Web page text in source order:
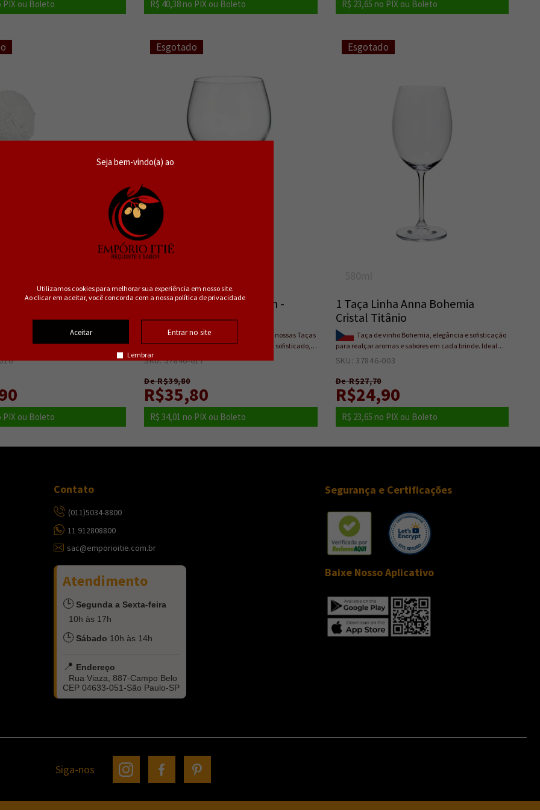
Seja bem-vindo(a) ao
Utilizamos cookies para melhorar sua experiência em nosso site.
Ao clicar em aceitar, você concorda com a nossa política de privacidade
Aceitar Entrar no site
Lembrar
PIX ou Boleto R$ 40,38 no PIX ou Boleto R$ 23,65 no PIX ou Boleto
Lavar Taças Em
Taças Em Polipropileno
0
ou Boleto
Esgotado
1 Taça Cristal Bohemia Gin -
Cristal Ecologico
Eleve seu ritual de degustação com nossas Taças
Cristal Bohemia Gin de 570ml. Com design sofisticado,
realçam os aromas e sabores do seu gin favorito. É
apreciação.
SKU: 37846-017 0
De R$39,80
R$35,80
R$ 34,01 no PIX ou Boleto
Esgotado
1 Taça Linha Anna Bohemia
Cristal Titânio
Taça de vinho Bohemia, elegância e sofisticação
para realçar aromas e sabores em cada brinde. Ideal
para vinhos tintos e momentos especiais.
SKU: 37846-003
De R$27,70
R$24,90
R$ 23,65 no PIX ou Boleto
Contato
(011)5034-8800
11 912808800
sac@emporioitie.com.br
Atendimento
🕒 Segunda a Sexta-feira
10h às 17h
🕒 Sábado 10h às 14h
📍 Endereço
Rua Viaza, 887-Campo Belo
CEP 04633-051-São Paulo-SP
Segurança e Certificações
Baixe Nosso Aplicativo
Siga-nos